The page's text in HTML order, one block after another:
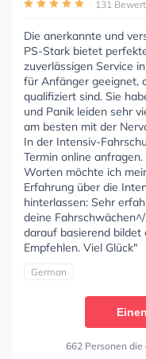
131
Die anerkannte und
PS-Stark bietet
zuverlässigen Service
für Anfänger geeignet,
qualifiziert sind. Sie
und Panik leiden sehr
am besten mit der
In der Intensiv-
Termin online
Worten möchte ich
Erfahrung über die
hinterlassen: Sehr
deine
darauf basierend
Empfehlen. Viel Glück"
German
662 Personen die